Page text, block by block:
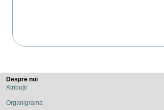
Despre noi
Atribuții
Organigrama